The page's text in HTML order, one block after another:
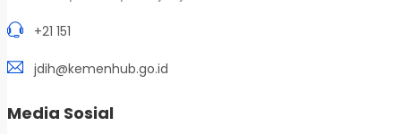
+21 151
jdih@kemenhub.go.id
Media Sosial